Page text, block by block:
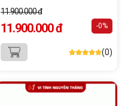
11.900.000 đ
11.900.000 đ -0%
(0)